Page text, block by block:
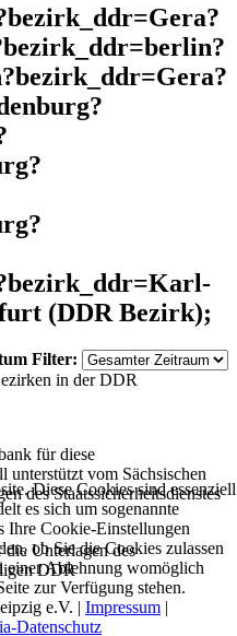
(DDR Bezirk);
Filter:
für diese
unterstützt vom Sächsischen
des Staatssicherheitsdienstes
e.V. | Impressum |
Datenschutz
Diese Cookies sind essenziell
es sich um sogenannte
Ihre Cookie-Einstellungen
ob Sie die Cookies zulassen
einer Ablehnung womöglich
zur Verfügung stehen.